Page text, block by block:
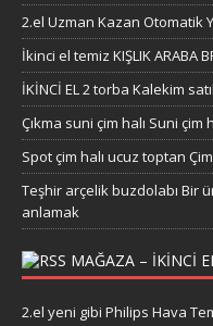
2.el Uzman Kazan Otomatik
İkinci el temiz KIŞLIK ARABA
İKİNCİ EL 2 torba Kalekim
Çıkma suni çim halı Suni çim
Spot çim halı ucuz toptan
Teşhir arçelik buzdolabı Bir
anlamak
MAĞAZA – IKINCI
2.el yeni gibi Philips Hava